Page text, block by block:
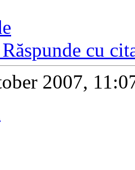
Răspunde cu
2007,